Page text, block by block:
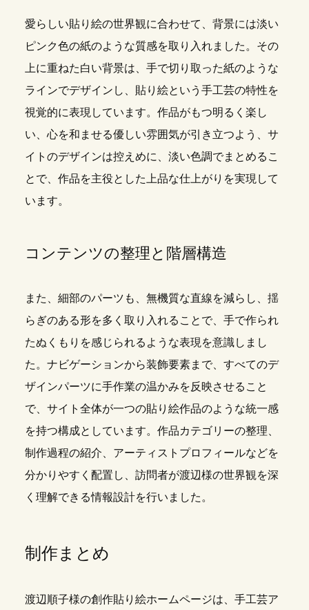
愛らしい貼り絵の世界観に合わせて、背景には淡い
ピンク色の紙のような質感を取り入れました。その
上に重ねた白い背景は、手で切り取った紙のような
ラインでデザインし、貼り絵という手工芸の特性を
視覚的に表現しています。作品がもつ明るく楽し
い、心を和ませる優しい雰囲気が引き立つよう、サ
イトのデザインは控えめに、淡い色調でまとめるこ
とで、作品を主役とした上品な仕上がりを実現して
います。
コンテンツの整理と階層構造
また、細部のパーツも、無機質な直線を減らし、揺
らぎのある形を多く取り入れることで、手で作られ
たぬくもりを感じられるような表現を意識しまし
た。ナビゲーションから装飾要素まで、すべてのデ
ザインパーツに手作業の温かみを反映させること
で、サイト全体が一つの貼り絵作品のような統一感
を持つ構成としています。作品カテゴリーの整理、
制作過程の紹介、アーティストプロフィールなどを
分かりやすく配置し、訪問者が渡辺様の世界観を深
く理解できる情報設計を行いました。
制作まとめ
渡辺順子様の創作貼り絵ホームページは、手工芸ア